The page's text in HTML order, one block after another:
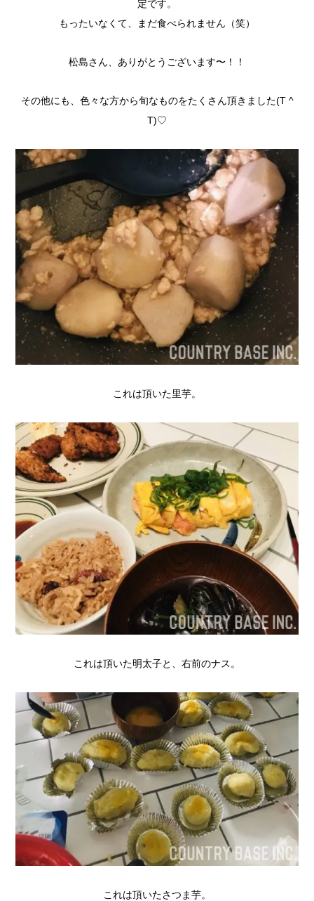
定です。
もったいなくて、まだ食べられません（笑）
松島さん、ありがとうございます〜！！
その他にも、色々な方から旬なものをたくさん頂きました(T ^
T)♡
これは頂いた里芋。
これは頂いた明太子と、右前のナス。
これは頂いたさつま芋。